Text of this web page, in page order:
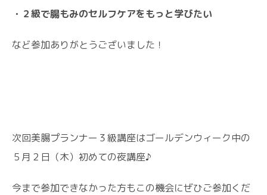
・２級で腸もみのセルフケアをもっと学びたい
など参加ありがとうございました！
次回美腸プランナー３級講座はゴールデンウィーク中の
５月２日（木）初めての夜講座♪
今まで参加できなかった方もこの機会にぜひご参加くだ